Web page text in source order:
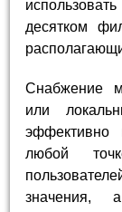
десятком
Снабжение
или
эффективно
любой
значения,